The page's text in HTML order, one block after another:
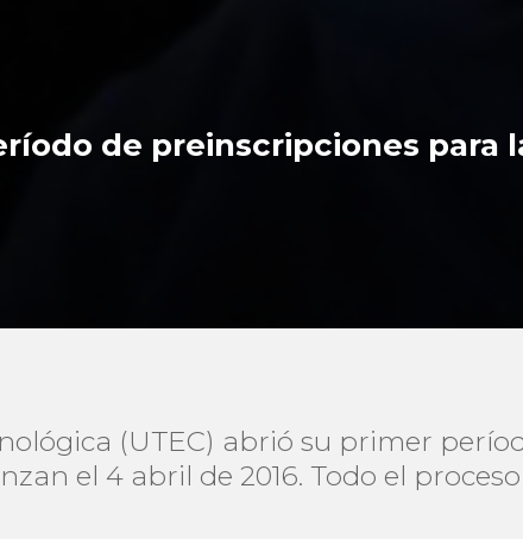
de preinscripciones para
(UTEC) abrió su primer
el 4 abril de 2016. Todo el